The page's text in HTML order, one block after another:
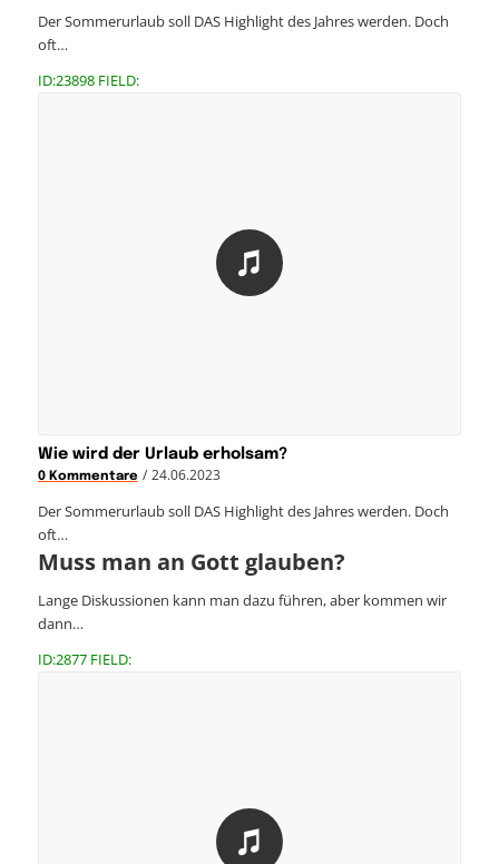
Der Sommerurlaub soll DAS Highlight des Jahres werden. Doch
oft…
ID:23898 FIELD:
Wie wird der Urlaub erholsam?
0 Kommentare / 24.06.2023
Der Sommerurlaub soll DAS Highlight des Jahres werden. Doch
oft…
Muss man an Gott glauben?
Lange Diskussionen kann man dazu führen, aber kommen wir
dann…
ID:2877 FIELD: